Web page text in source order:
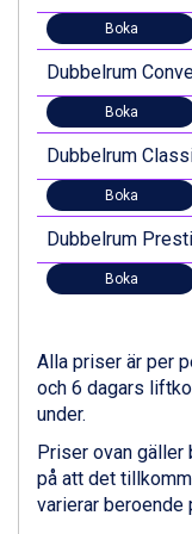
St. Anton från
Zell am See
Canazei från
Livigno från
Ponte di
Bad Gastein
Sauze dOulx
Alleghe från
Arabba från
La Thuile från
Cervinia från
Bad
Saalbach från
Sölden från
Champoluc
Wagrain från
Fieberbrunn
Ischgl från
Boka
Dubbelrum
Boka
Dubbelrum
Boka
Dubbelrum
Boka
Alla priser är per
och 6 dagars
under.
Priser ovan gäller
på att det
varierar beroende